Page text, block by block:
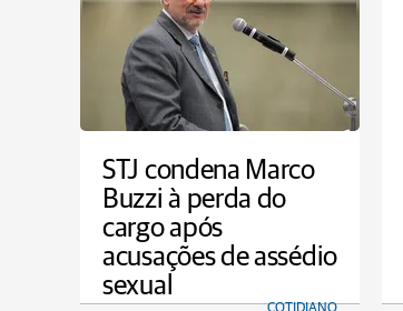
STJ condena Marco
Buzzi à perda do
cargo após
acusações de assédio
sexual